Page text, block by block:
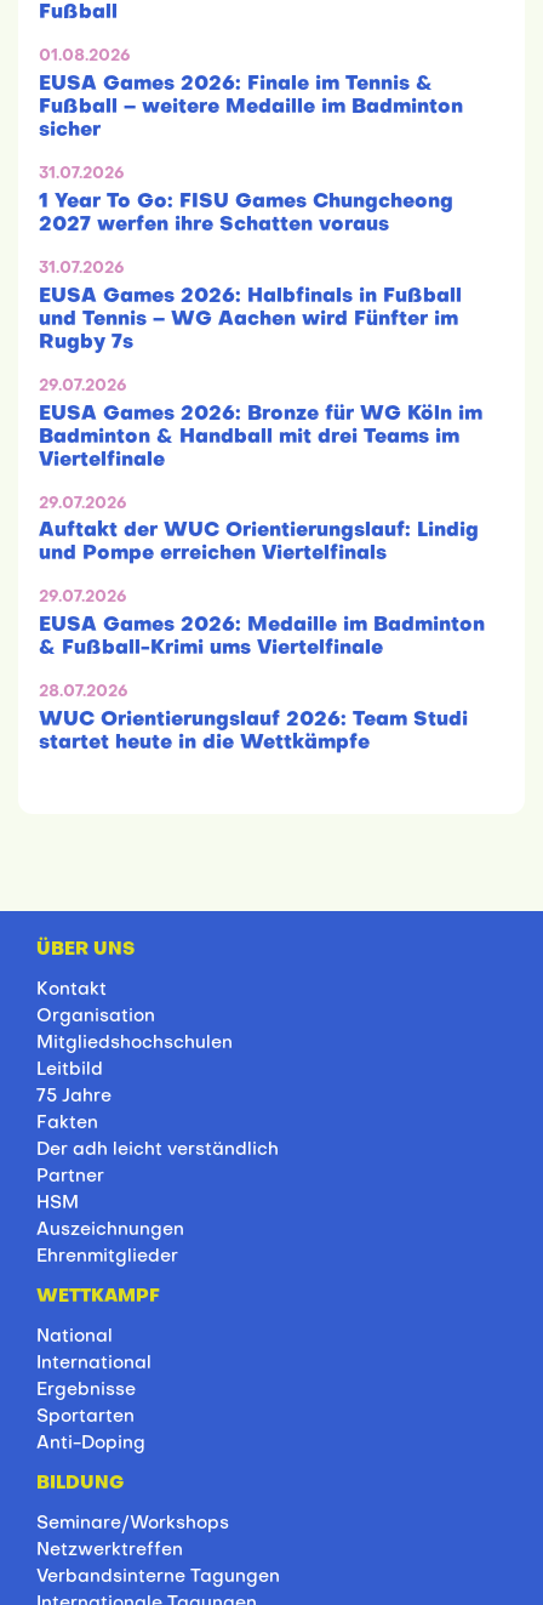
Fußball
01.08.2026
EUSA Games 2026: Finale im Tennis &
Fußball – weitere Medaille im Badminton
sicher
31.07.2026
1 Year To Go: FISU Games Chungcheong
2027 werfen ihre Schatten voraus
31.07.2026
EUSA Games 2026: Halbfinals in Fußball
und Tennis – WG Aachen wird Fünfter im
Rugby 7s
29.07.2026
EUSA Games 2026: Bronze für WG Köln im
Badminton & Handball mit drei Teams im
Viertelfinale
29.07.2026
Auftakt der WUC Orientierungslauf: Lindig
und Pompe erreichen Viertelfinals
29.07.2026
EUSA Games 2026: Medaille im Badminton
& Fußball-Krimi ums Viertelfinale
28.07.2026
WUC Orientierungslauf 2026: Team Studi
startet heute in die Wettkämpfe
ÜBER UNS
Kontakt
Organisation
Mitgliedshochschulen
Leitbild
75 Jahre
Fakten
Der adh leicht verständlich
Partner
HSM
Auszeichnungen
Ehrenmitglieder
WETTKAMPF
National
International
Ergebnisse
Sportarten
Anti-Doping
BILDUNG
Seminare/Workshops
Netzwerktreffen
Verbandsinterne Tagungen